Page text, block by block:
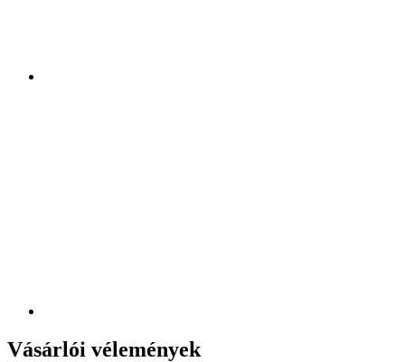
Vásárlói vélemények